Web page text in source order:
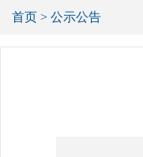
首页 > 公示公告